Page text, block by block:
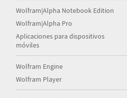
Wolfram|Alpha Notebook Edition
Wolfram|Alpha Pro
Aplicaciones para dispositivos
móviles
Wolfram Engine
Wolfram Player